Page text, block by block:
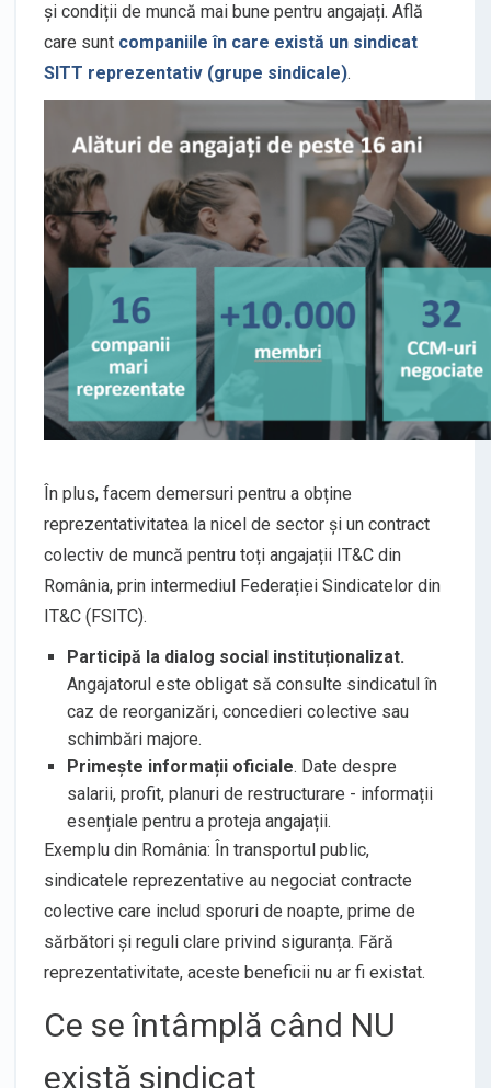
și condiții de muncă mai bune pentru angajați. Află
care sunt companiile în care există un sindicat
SITT reprezentativ (grupe sindicale).
În plus, facem demersuri pentru a obține
reprezentativitatea la nicel de sector și un contract
colectiv de muncă pentru toți angajații IT&C din
România, prin intermediul Federației Sindicatelor din
IT&C (FSITC).
Participă la dialog social instituționalizat.
Angajatorul este obligat să consulte sindicatul în
caz de reorganizări, concedieri colective sau
schimbări majore.
Primește informații oficiale. Date despre
salarii, profit, planuri de restructurare - informații
esențiale pentru a proteja angajații.
Exemplu din România: În transportul public,
sindicatele reprezentative au negociat contracte
colective care includ sporuri de noapte, prime de
sărbători și reguli clare privind siguranța. Fără
reprezentativitate, aceste beneficii nu ar fi existat.
Ce se întâmplă când NU
există sindicat